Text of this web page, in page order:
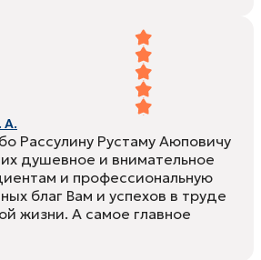
А.
Рассулину Рустаму Аюповичу
душевное и внимательное
и профессиональную
благ Вам и успехов в труде
жизни. А самое главное